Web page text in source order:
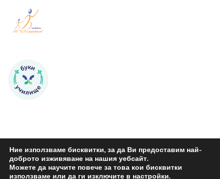
Copyright © 2026ОУ "Петко Р. Славейков" Бургас. All rights
Ние използваме бисквитки, за да Ви предоставим най-
доброто изживяване на нашия уебсайт.
Можете да научите повече за това кои бисквитки
използваме или да ги изключите в настройки.